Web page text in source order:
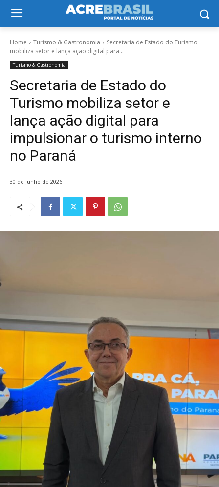
Home Turismo & Gastronomia
Secretaria de Estado do Turismo
mobiliza setor e lança ação digital para...
Turismo & Gastronomia
Secretaria de Estado do
Turismo mobiliza setor e
lança ação digital para
impulsionar o turismo interno
no Paraná
30 de junho de 2026